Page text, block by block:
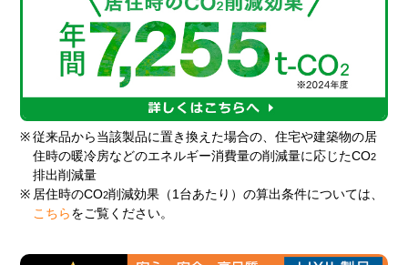
※ 従来品から当該製品に置き換えた場合の、住宅や建築物の居
住時の暖冷房などのエネルギー消費量の削減量に応じたCO2
排出削減量
※ 居住時のCO2削減効果（1台あたり）の算出条件については、
こちら をご覧ください。